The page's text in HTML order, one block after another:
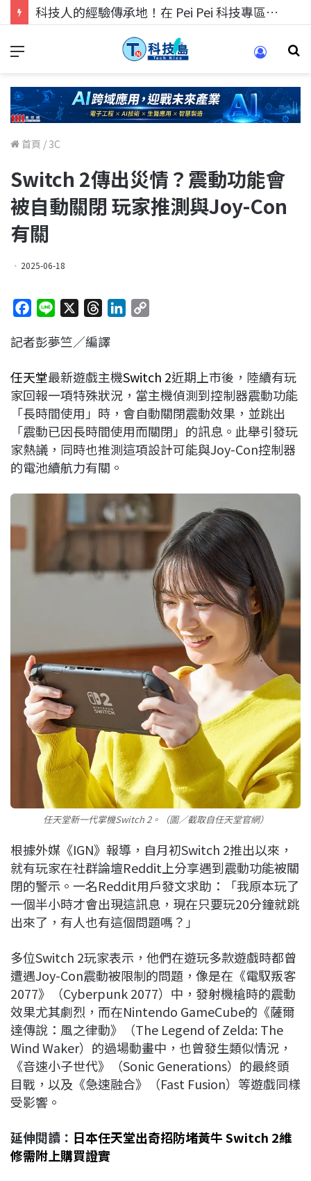
科技人的經驗傳承地！在 Pei Pei 科技專區，與學弟妹交流最硬核的技術
首頁 / 3C
Switch 2傳出災情？震動功能會
被自動關閉 玩家推測與Joy-Con
有關
2025-06-18
c
b
o
o
k
n
r
a
d
s
e
d
I
n
L
i
n
k
記者彭夢竺／編譯
任天堂最新遊戲主機Switch 2近期上市後，陸續有玩
家回報一項特殊狀況，當主機偵測到控制器震動功能
「長時間使用」時，會自動關閉震動效果，並跳出
「震動已因長時間使用而關閉」的訊息。此舉引發玩
家熱議，同時也推測這項設計可能與Joy-Con控制器
的電池續航力有關。
任天堂新一代掌機Switch 2。（圖／截取自任天堂官網）
根據外媒《IGN》報導，自月初Switch 2推出以來，
就有玩家在社群論壇Reddit上分享遇到震動功能被關
閉的警示。一名Reddit用戶發文求助：「我原本玩了
一個半小時才會出現這訊息，現在只要玩20分鐘就跳
出來了，有人也有這個問題嗎？」
多位Switch 2玩家表示，他們在遊玩多款遊戲時都曾
遭遇Joy-Con震動被限制的問題，像是在《電馭叛客
2077》（Cyberpunk 2077）中，發射機槍時的震動
效果尤其劇烈，而在Nintendo GameCube的《薩爾
達傳說：風之律動》（The Legend of Zelda: The
Wind Waker）的過場動畫中，也曾發生類似情況，
《音速小子世代》（Sonic Generations）的最終頭
目戰，以及《急速融合》（Fast Fusion）等遊戲同樣
受影響。
延伸閱讀： 日本任天堂出奇招防堵黃牛 Switch 2維
修需附上購買證實